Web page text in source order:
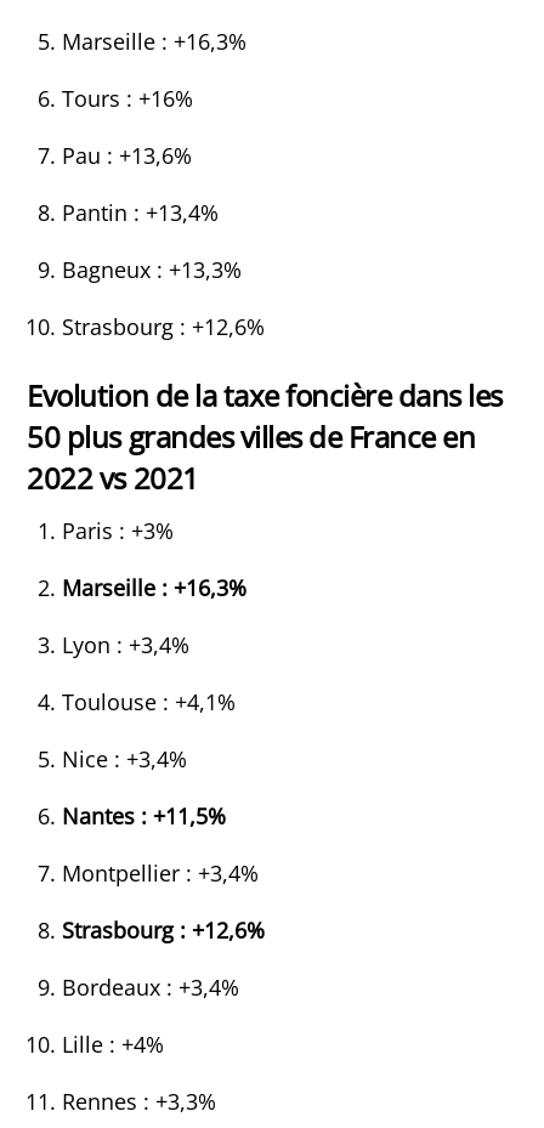
Marseille : +16,3%
Tours : +16%
Pau : +13,6%
Pantin : +13,4%
Bagneux : +13,3%
Strasbourg : +12,6%
Evolution de la taxe foncière dans les
50 plus grandes villes de France en
2022 vs 2021
Paris : +3%
Marseille : +16,3%
Lyon : +3,4%
Toulouse : +4,1%
Nice : +3,4%
Nantes : +11,5%
Montpellier : +3,4%
Strasbourg : +12,6%
Bordeaux : +3,4%
Lille : +4%
Rennes : +3,3%